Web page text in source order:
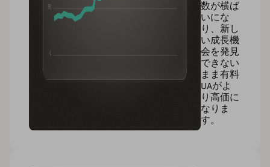
数が横ば
いにな
り、新し
い成長機
会を発見
できない
まま有料
UAがよ
り高価に
なりま
す。